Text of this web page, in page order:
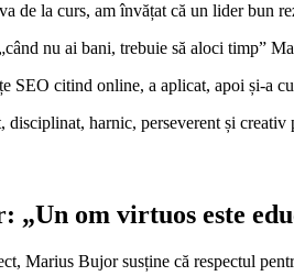
de la curs, am învățat că un lider bun
nu ai bani, trebuie să aloci timp”
SEO citind online, a aplicat, apoi și-a
disciplinat, harnic, perseverent și
„Un om virtuos este
Marius Bujor susține că respectul